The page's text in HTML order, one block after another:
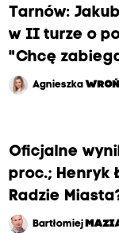
Tarnów:
w II turze o
"Chcę
Agnieszka
Oficjalne
proc.; Henryk
Radzie
Bartłomiej